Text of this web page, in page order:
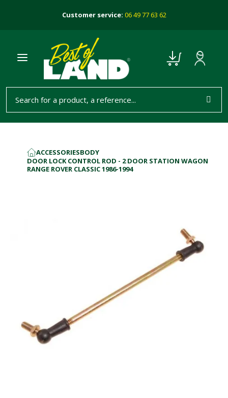
Customer service: 06 49 77 63 62
HOME
ACCESSORIESBODY
DOOR LOCK CONTROL ROD - 2 DOOR STATION WAGON
RANGE ROVER CLASSIC 1986-1994